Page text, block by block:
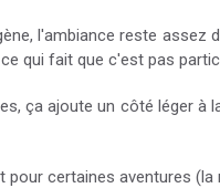
l'ambiance reste assez
qui fait que c'est pas
ça ajoute un côté léger à
certaines aventures (la